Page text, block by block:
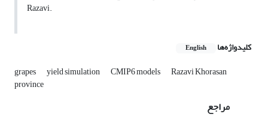
Razavi.
کلیدواژه‌ها English
grapes yield simulation CMIP6 models Razavi Khorasan
province
مراجع